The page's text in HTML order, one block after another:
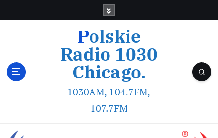
Polskie
Radio 1030
Chicago.
1030AM, 104.7FM,
107.7FM